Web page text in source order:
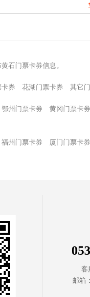
石门票卡券信息。
卡券 花湖门票卡券 其它
鄂州门票卡券 黄冈门票卡券
福州门票卡券 厦门门票卡券
客
邮箱：